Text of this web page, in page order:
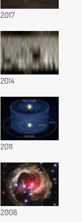
2017
2014
2011
2008